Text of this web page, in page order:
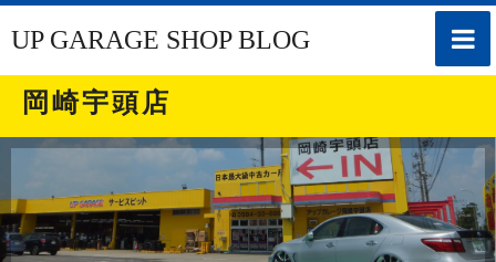
toggle
UP GARAGE SHOP BLOG
岡崎宇頭店